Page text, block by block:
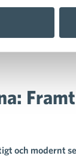
lösas nu
och modernt